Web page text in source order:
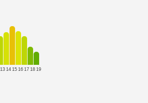
13 14 15 16 17 18 19